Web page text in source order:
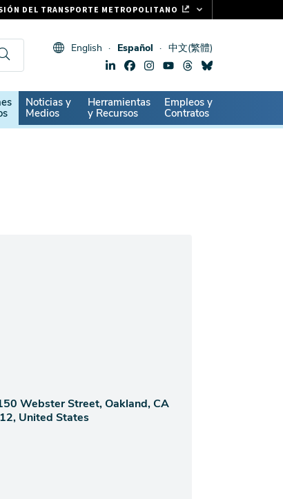
English Español 中文(繁體)
Noticias y
Medios
Herramientas
y Recursos
Empleos y
Contratos
DEL TRANSPORTE METROPOLITANO
CARD